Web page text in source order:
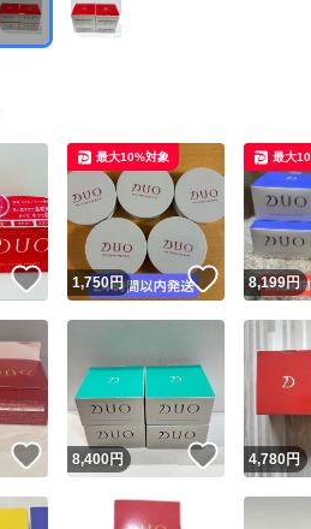
いいね！
1,750円 いいね！
最大10%対象
8,199円
最大
いいね！
8,400円 いいね！
4,780円